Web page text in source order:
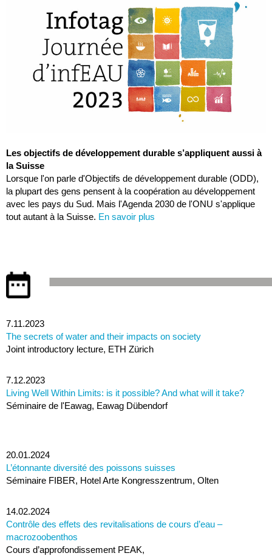
Les objectifs de développement durable s’appliquent aussi à
la Suisse
Lorsque l'on parle d'Objectifs de développement durable (ODD),
la plupart des gens pensent à la coopération au développement
avec les pays du Sud. Mais l'Agenda 2030 de l'ONU s'applique
tout autant à la Suisse. En savoir plus
7.11.2023
The secrets of water and their impacts on society
Joint introductory lecture, ETH Zürich
7.12.2023
Living Well Within Limits: is it possible? And what will it take?
Séminaire de l'Eawag, Eawag Dübendorf
20.01.2024
L’étonnante diversité des poissons suisses
Séminaire FIBER, Hotel Arte Kongresszentrum, Olten
14.02.2024
Contrôle des effets des revitalisations de cours d’eau –
macrozoobenthos
Cours d’approfondissement PEAK,